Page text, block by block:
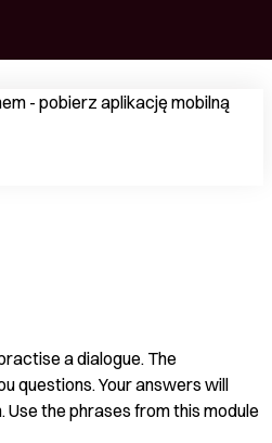
- pobierz aplikację mobilną
a dialogue. The
questions. Your answers will
Use the phrases from this module